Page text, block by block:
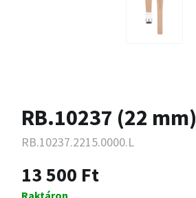
RB.10237 (22 mm)
RB.10237.2215.0000.L
13 500 Ft